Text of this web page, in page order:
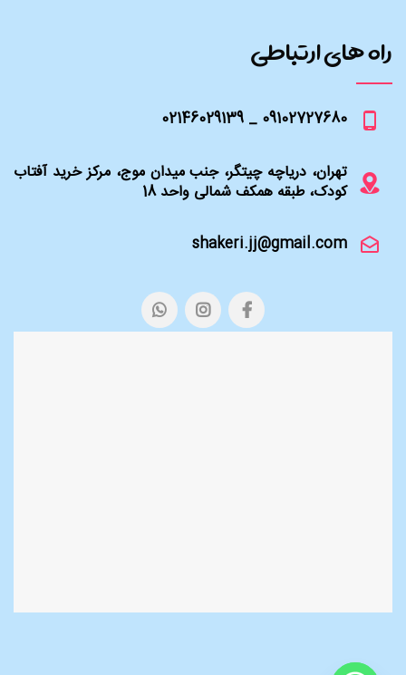
راه های ارتباطی
09102727680 _ 02146029139
تهران، دریاچه چیتگر، جنب میدان موج، مرکز خرید آفتاب
کودک، طبقه همکف شمالی واحد 18
shakeri.jj@gmail.com